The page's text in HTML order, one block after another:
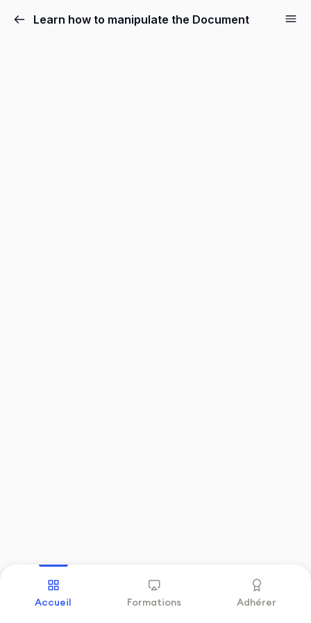
Learn how to manipulate the Document
Précédent Suivant
Accueil Formations Adhérer